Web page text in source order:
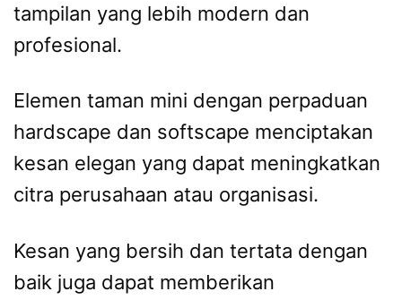
tampilan yang lebih modern dan
profesional.
Elemen taman mini dengan perpaduan
hardscape dan softscape menciptakan
kesan elegan yang dapat meningkatkan
citra perusahaan atau organisasi.
Kesan yang bersih dan tertata dengan
baik juga dapat memberikan